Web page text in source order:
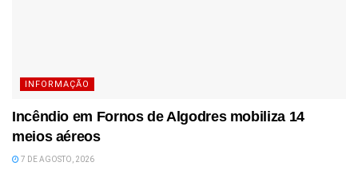
INFORMAÇÃO
Incêndio em Fornos de Algodres mobiliza 14
meios aéreos
7 DE AGOSTO, 2026